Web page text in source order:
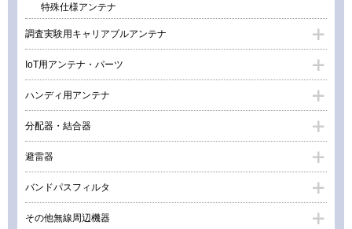
特殊仕様アンテナ
調査実験用キャリアブルアンテナ
IoT用アンテナ・パーツ
ハンディ用アンテナ
分配器・結合器
避雷器
バンドパスフィルタ
その他無線周辺機器